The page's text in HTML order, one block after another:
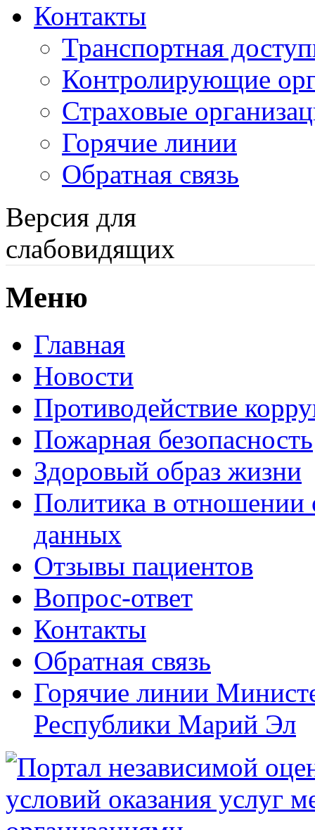
Контакты
Транспортная
Контролирующие
Страховые
Горячие линии
Обратная связь
Версия для
слабовидящих
Меню
Главная
Новости
Противодействие
Пожарная безопасность
Здоровый образ жизни
Политика в отношении
данных
Отзывы пациентов
Вопрос-ответ
Контакты
Обратная связь
Горячие линии
Республики Марий Эл